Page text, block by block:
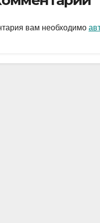
а
в
ть
вам необходимо